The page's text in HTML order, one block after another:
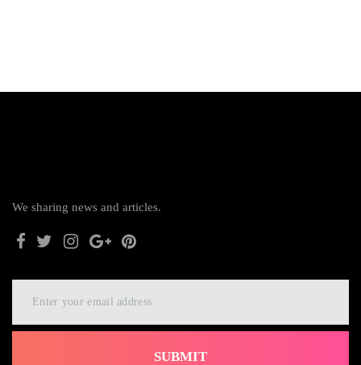
We sharing news and articles.
SUBMIT